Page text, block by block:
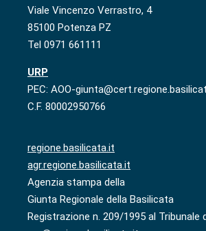
Viale Vincenzo Verrastro, 4
85100 Potenza PZ
Tel 0971 661111
URP
PEC: AOO-
C.F. 80002950766
regione.basilicata.it
agr.regione.basilicata.it
Agenzia stampa della
Giunta Regionale della Basilicata
Registrazione n. 209/1995 al Tribunale